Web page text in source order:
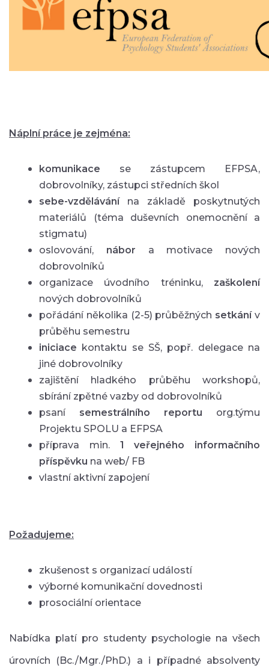
Náplní práce je zejména:
komunikace se zástupcem EFPSA,
dobrovolníky, zástupci středních škol
sebe-vzdělávánína základě poskytnutých
materiálů (téma duševních onemocnění a
stigmatu)
oslovování, nábor a motivace nových
dobrovolníků
organizace úvodního tréninku, zaškolení
nových dobrovolníků
pořádání několika (2-5) průběžných setkánív
průběhu semestru
iniciace kontaktu se SŠ, popř. delegace na
jiné dobrovolníky
zajištění hladkého průběhu workshopů,
sbírání zpětné vazby od dobrovolníků
psaní semestrálního reportu org.týmu
Projektu SPOLU a EFPSA
příprava min. 1 veřejného informačního
příspěvku na web/ FB
vlastní aktivní zapojení
Požadujeme:
zkušenost s organizací událostí
výborné komunikační dovednosti
prosociální orientace
Nabídka platí pro studenty psychologie na všech
úrovních (Bc./Mgr./PhD.) a i případné absolventy